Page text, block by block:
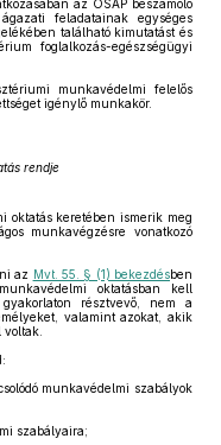
az OSAP beszámoló
feladatainak egységes
található kimutatást és
foglalkozás-egészségügyi
munkavédelmi felelős
igénylő munkakör.
rendje
oktatás keretében ismerik meg
munkavégzésre vonatkozó
az Mvt. 55. § (1) bekezdésben
oktatásban kell
résztvevő, nem a
valamint azokat, akik
munkavédelmi szabályok
szabályaira;